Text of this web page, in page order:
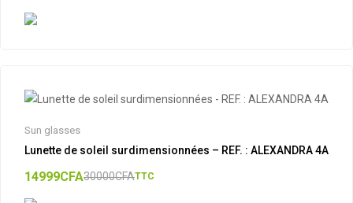
Sun glasses
Lunette de soleil surdimensionnées – REF. : ALEXANDRA 4A
30000CFA
14999CFA TTC